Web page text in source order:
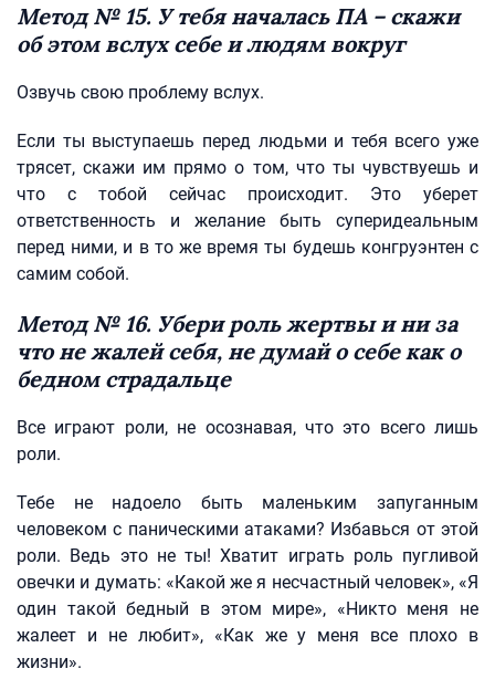
Метод № 15. У тебя началась ПА – скажи
об этом вслух себе и людям вокруг
Озвучь свою проблему вслух.
Если ты выступаешь перед людьми и тебя всего уже
трясет, скажи им прямо о том, что ты чувствуешь и
что с тобой сейчас происходит. Это уберет
ответственность и желание быть суперидеальным
перед ними, и в то же время ты будешь конгруэнтен с
самим собой.
Метод № 16. Убери роль жертвы и ни за
что не жалей себя, не думай о себе как о
бедном страдальце
Все играют роли, не осознавая, что это всего лишь
роли.
Тебе не надоело быть маленьким запуганным
человеком с паническими атаками? Избавься от этой
роли. Ведь это не ты! Хватит играть роль пугливой
овечки и думать: «Какой же я несчастный человек», «Я
один такой бедный в этом мире», «Никто меня не
жалеет и не любит», «Как же у меня все плохо в
жизни».